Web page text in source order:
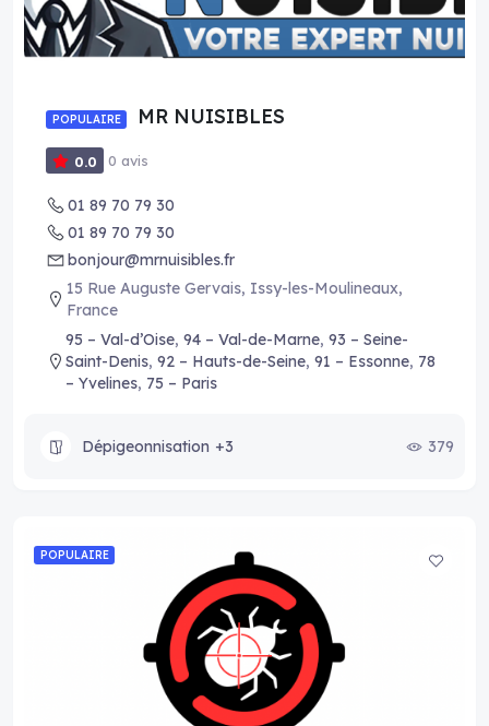
POPULAIRE MR NUISIBLES
0.0 0 avis
01 89 70 79 30
01 89 70 79 30
bonjour@mrnuisibles.fr
15 Rue Auguste Gervais, Issy-les-Moulineaux,
France
95 – Val-d’Oise, 94 – Val-de-Marne, 93 – Seine-
Saint-Denis, 92 – Hauts-de-Seine, 91 – Essonne, 78
– Yvelines, 75 – Paris
Dépigeonnisation +3 379
POPULAIRE